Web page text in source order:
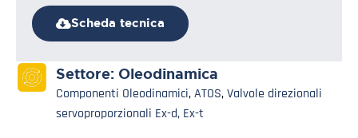
Scheda tecnica
Settore: Oleodinamica
Componenti Oleodinamici,ATOS,Valvole direzionali
servoproporzionali Ex-d, Ex-t